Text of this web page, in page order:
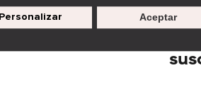
Personalizar Aceptar
efectos adversos como
se utiliza en altas concentraciones o
efectos adversos como
se utiliza en altas concentraciones o